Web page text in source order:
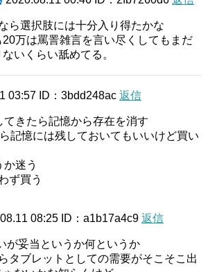
ら選択肢には十分入り得たかな
20万は罵詈雑言を言い尽くしてもまだ
ないくらい舐めてる。
03:57 ID：3bdd248ac 返信
てきたら記憶から存在を消す
記憶には残しておいてもいいけど買い
迷う
ず買う
08:25 ID：a1b17a4c9 返信
が妥当というか何というか
タブレットとしての需要がそこそこ出